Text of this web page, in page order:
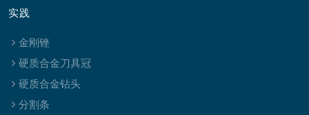
实践
金刚锉
硬质合金刀具冠
硬质合金钻头
分割条